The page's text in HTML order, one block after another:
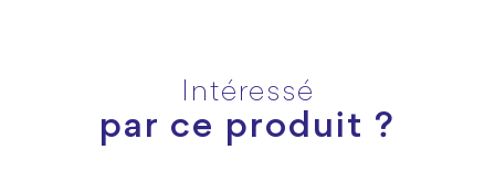
Intéressé
par ce produit ?